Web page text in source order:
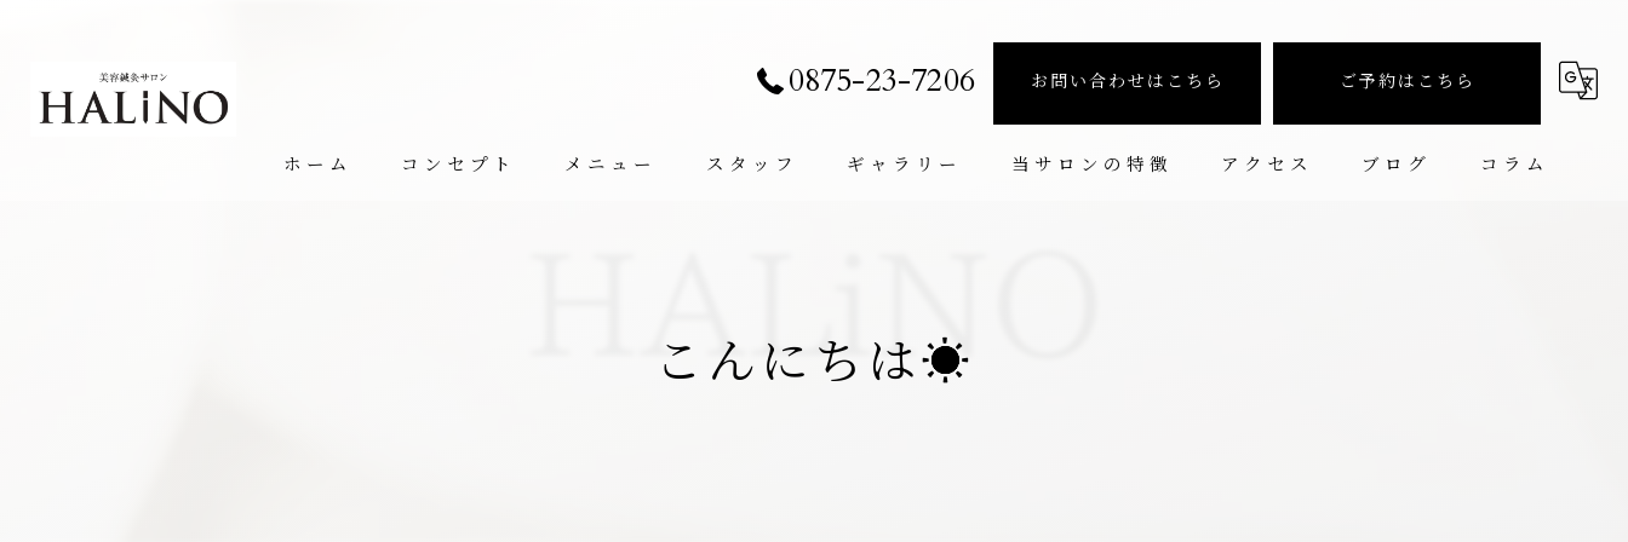
0875-23-7206 お問い合わせはこちら ご予約はこちら
ホーム コンセプト メニュー スタッフ ギャラリー 当サロンの特徴 アクセス ブログ コラム
こんにちは☀️